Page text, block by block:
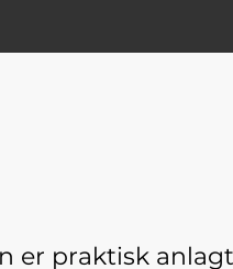
er praktisk